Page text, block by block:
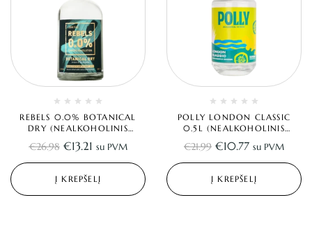
REBELS 0.0% BOTANICAL
DRY (NEALKOHOLINIS
DŽINAS) 0.5L
€26.98 €13.21 su PVM
Į KREPŠELĮ
POLLY LONDON CLASSIC
0.5L (NEALKOHOLINIS
DŽINAS)
€21.99 €10.77 su PVM
Į KREPŠELĮ